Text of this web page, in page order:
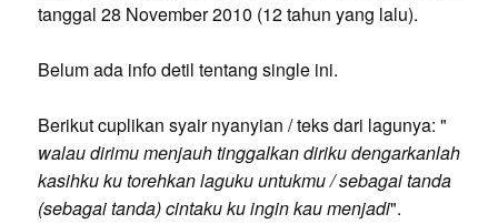
tanggal 28 November 2010 (12 tahun yang lalu).
Belum ada info detil tentang single ini.
Berikut cuplikan syair nyanyian / teks dari lagunya: "
walau dirimu menjauh tinggalkan diriku dengarkanlah
kasihku ku torehkan laguku untukmu / sebagai tanda
(sebagai tanda) cintaku ku ingin kau menjadi".